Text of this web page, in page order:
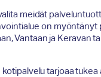
meidät
on myöntänyt
Vantaan ja Keravan
tarjoaa tukea